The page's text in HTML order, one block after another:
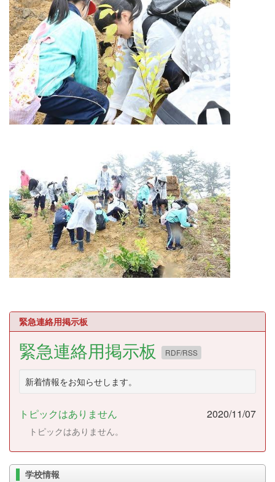
緊急連絡用掲示板
緊急連絡用掲示板 RDF/RSS
新着情報をお知らせします。
トピックはありません 2020/11/07
トピックはありません。
学校情報